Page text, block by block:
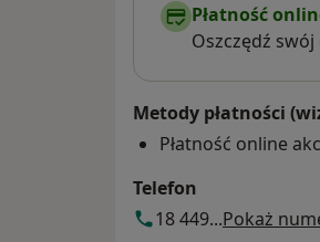
Płatność
Oszczędź
Metody płatności
Płatność online
Telefon
18 449...Pokaż